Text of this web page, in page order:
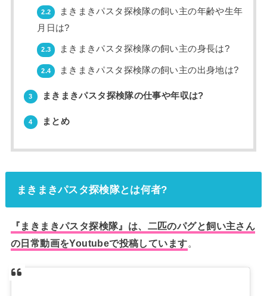
2.2
まきまきパスタ探検隊の飼い主の年齢や生年
月日は?
2.3 まきまきパスタ探検隊の飼い主の身長は?
2.4 まきまきパスタ探検隊の飼い主の出身地は?
3 まきまきパスタ探検隊の仕事や年収は?
4 まとめ
まきまきパスタ探検隊とは何者?
『まきまきパスタ探検隊』は、二匹のパグと飼い主さん
の日常動画をYoutubeで投稿しています。